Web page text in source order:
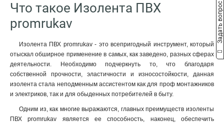
Что такое Изолента ПВХ
promrukav
Изолента ПВХ promrukav - это всепригодный инструмент, который
отыскал обширное применение в самых, как заведено, разных сферах
деятельности. Необходимо подчеркнуть то, что благодаря
собственной прочности, эластичности и износостойкости, данная
изолента стала неподменным ассистентом как для проф монтажников
и электриков, так и для обыденных потребителей в быту.
Одним из, как многие выражаются, главных преимуществ изоленты
ПВХ promrukav является ее способность, наконец, обеспечить
Задать вопрос